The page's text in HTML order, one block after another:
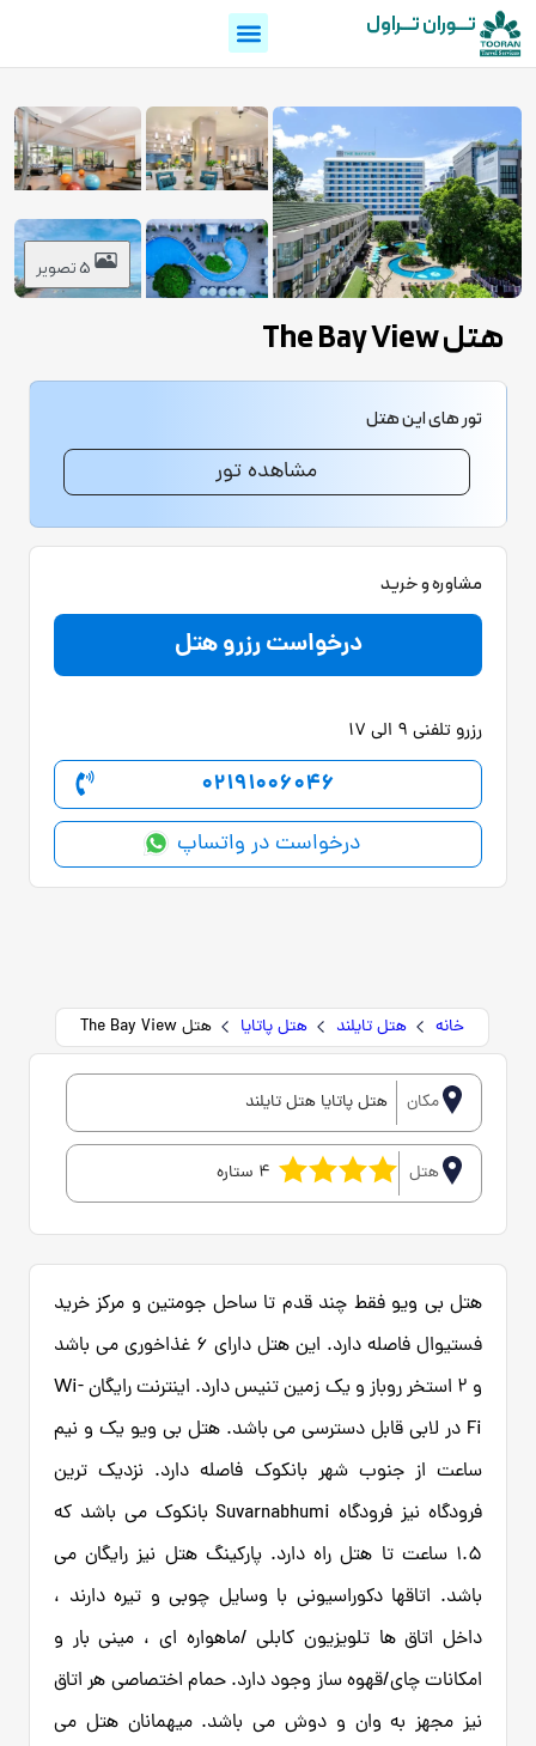
تـــوران تـــراول
5 تصویر
هتل The Bay View
خانه هتل تایلند هتل پاتایا هتل The Bay View
مکان هتل پاتایا هتل تایلند
هتل 4 ستاره
هتل بی ویو فقط چند قدم تا ساحل جومتین و مرکز خرید
فستیوال فاصله دارد. این هتل دارای 6 غذاخوری می باشد
و 2 استخر روباز و یک زمین تنیس دارد. اینترنت رایگان Wi-
Fi در لابی قابل دسترسی می باشد. هتل بی ویو یک و نیم
ساعت از جنوب شهر بانکوک فاصله دارد. نزدیک ترین
فرودگاه نیز فرودگاه Suvarnabhumi بانکوک می باشد که
1.5 ساعت تا هتل راه دارد. پارکینگ هتل نیز رایگان می
باشد. اتاقها دکوراسیونی با وسایل چوبی و تیره دارند ،
داخل اتاق ها تلویزیون کابلی /ماهواره ای ، مینی بار و
امکانات چای/قهوه ساز وجود دارد. حمام اختصاصی هر اتاق
نیز مجهز به وان و دوش می باشد. میهمانان هتل می
تور های این هتل
مشاهده تور
مشاوره و خرید
درخواست رزرو هتل
رزرو تلفنی 9 الی 17
02191006046
درخواست در واتساپ